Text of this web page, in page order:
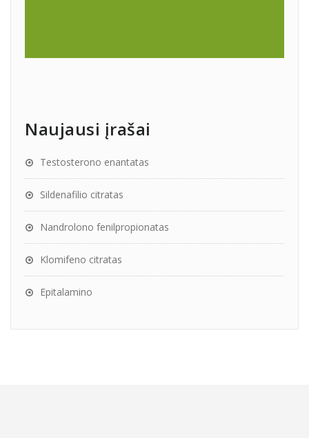
Naujausi įrašai
Testosterono enantatas
Sildenafilio citratas
Nandrolono fenilpropionatas
Klomifeno citratas
Epitalamino